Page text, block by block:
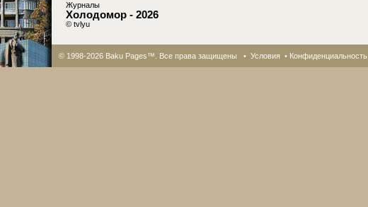
Журналы
Холодомор - 2026
© tvlyu
© 1998-2026 Baku Pages™. Все права защищены • Условия • Конфиденциальность